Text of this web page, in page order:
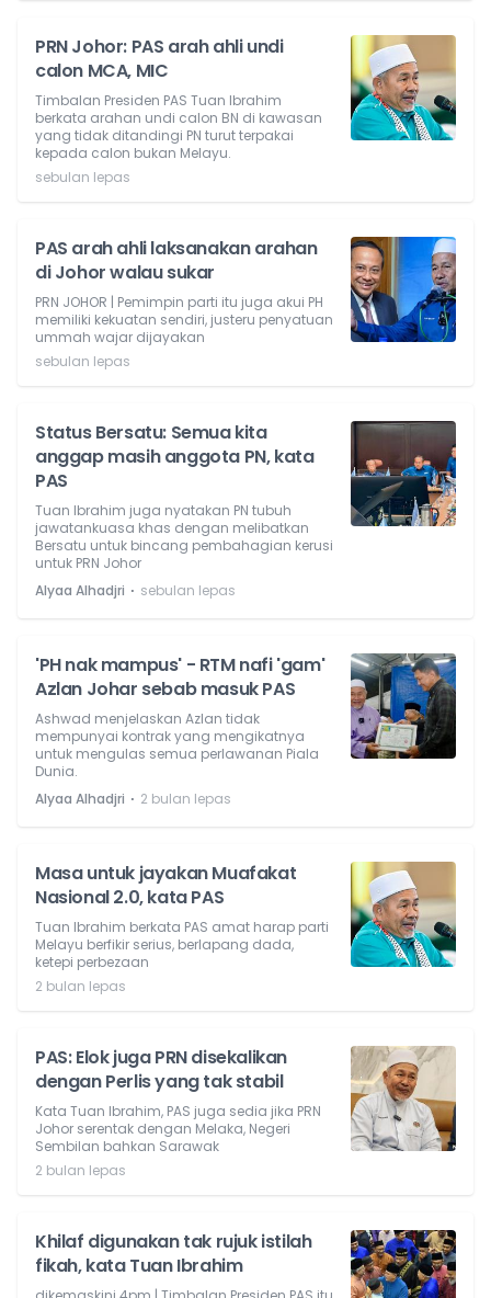
PRN Johor: PAS arah ahli undi
calon MCA, MIC
Timbalan Presiden PAS Tuan Ibrahim
berkata arahan undi calon BN di kawasan
yang tidak ditandingi PN turut terpakai
kepada calon bukan Melayu.
sebulan lepas
PAS arah ahli laksanakan arahan
di Johor walau sukar
PRN JOHOR | Pemimpin parti itu juga akui PH
memiliki kekuatan sendiri, justeru penyatuan
ummah wajar dijayakan
sebulan lepas
Status Bersatu: Semua kita
anggap masih anggota PN, kata
PAS
Tuan Ibrahim juga nyatakan PN tubuh
jawatankuasa khas dengan melibatkan
Bersatu untuk bincang pembahagian kerusi
untuk PRN Johor
Alyaa Alhadjri ⋅ sebulan lepas
'PH nak mampus' - RTM nafi 'gam'
Azlan Johar sebab masuk PAS
Ashwad menjelaskan Azlan tidak
mempunyai kontrak yang mengikatnya
untuk mengulas semua perlawanan Piala
Dunia.
Alyaa Alhadjri ⋅ 2 bulan lepas
Masa untuk jayakan Muafakat
Nasional 2.0, kata PAS
Tuan Ibrahim berkata PAS amat harap parti
Melayu berfikir serius, berlapang dada,
ketepi perbezaan
2 bulan lepas
PAS: Elok juga PRN disekalikan
dengan Perlis yang tak stabil
Kata Tuan Ibrahim, PAS juga sedia jika PRN
Johor serentak dengan Melaka, Negeri
Sembilan bahkan Sarawak
2 bulan lepas
Khilaf digunakan tak rujuk istilah
fikah, kata Tuan Ibrahim